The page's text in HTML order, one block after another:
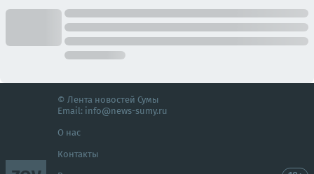
© Лента новостей Сумы
Email: info@news-sumy.ru
О нас
Контакты